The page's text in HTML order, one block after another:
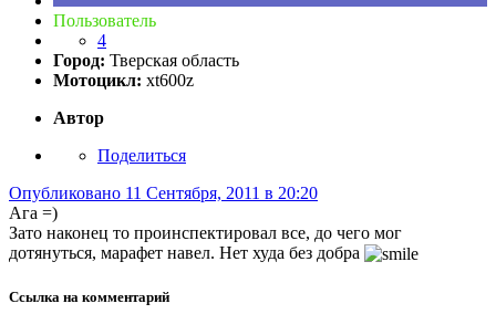
Пользователь
4
Город: Тверская область
Мотоцикл: xt600z
Автор
Поделиться
Опубликовано 11 Сентября, 2011 в 20:20
Ага =)
Зато наконец то проинспектировал все, до чего мог
дотянуться, марафет навел. Нет худа без добра
Ссылка на комментарий